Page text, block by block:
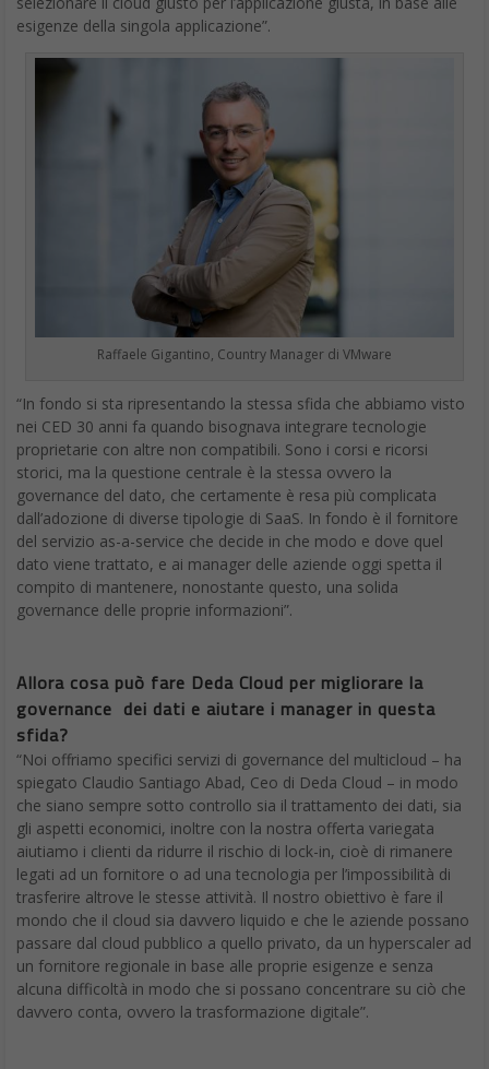
esigenze della singola applicazione”.
Raffaele Gigantino, Country Manager di VMware
“In fondo si sta ripresentando la stessa sfida che abbiamo visto
nei CED 30 anni fa quando bisognava integrare tecnologie
proprietarie con altre non compatibili. Sono i corsi e ricorsi
storici, ma la questione centrale è la stessa ovvero la
governance del dato, che certamente è resa più complicata
dall’adozione di diverse tipologie di SaaS. In fondo è il fornitore
del servizio as-a-service che decide in che modo e dove quel
dato viene trattato, e ai manager delle aziende oggi spetta il
compito di mantenere, nonostante questo, una solida
governance delle proprie informazioni”.
Allora cosa può fare Deda Cloud per migliorare la
governance dei dati e aiutare i manager in questa
sfida?
“Noi offriamo specifici servizi di governance del multicloud – ha
spiegato Claudio Santiago Abad, Ceo di Deda Cloud – in modo
che siano sempre sotto controllo sia il trattamento dei dati, sia
gli aspetti economici, inoltre con la nostra offerta variegata
aiutiamo i clienti da ridurre il rischio di lock-in, cioè di rimanere
legati ad un fornitore o ad una tecnologia per l’impossibilità di
trasferire altrove le stesse attività. Il nostro obiettivo è fare il
mondo che il cloud sia davvero liquido e che le aziende possano
passare dal cloud pubblico a quello privato, da un hyperscaler ad
un fornitore regionale in base alle proprie esigenze e senza
alcuna difficoltà in modo che si possano concentrare su ciò che
davvero conta, ovvero la trasformazione digitale”.